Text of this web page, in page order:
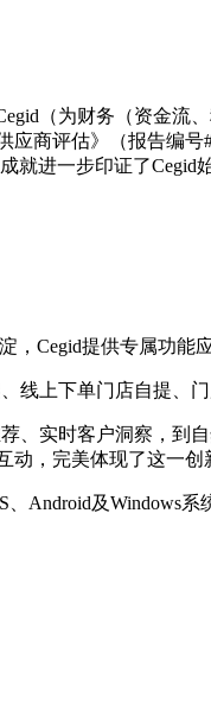
（为财务（资金流
应商评估》（报告编
就进一步印证了
Cegid提供专属功
线上下单门店自提、
、实时客户洞察，到
，完美体现了这一创
、Android及Windows